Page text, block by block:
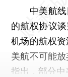
中美航线
的航权协议
机场的航权资
美航不可能
指出，部分中